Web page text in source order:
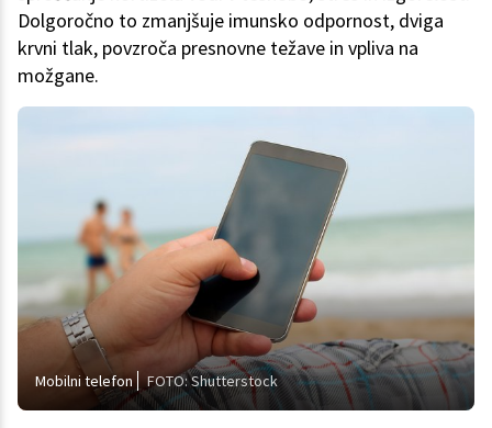
Dolgoročno to zmanjšuje imunsko odpornost, dviga
krvni tlak, povzroča presnovne težave in vpliva na
možgane.
Mobilni telefon FOTO: Shutterstock